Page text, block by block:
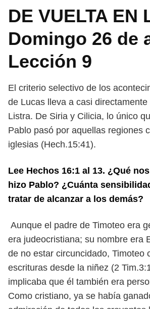
DE VUELTA EN
Domingo 26 de
Lección 9
El criterio selectivo de los
de Lucas lleva a casi
Listra. De Siria y Cilicia, lo único
Pablo pasó por aquellas regiones
iglesias (Hech.15:41).
Lee Hechos 16:1 al 13. ¿Qué
hizo Pablo? ¿Cuánta
tratar de alcanzar a los demás?
Aunque el padre de Timoteo era
era judeocristiana; su nombre era
de no estar circuncidado, Timoteo
escrituras desde la niñez (2
implicaba que él también era
Como cristiano, ya se había